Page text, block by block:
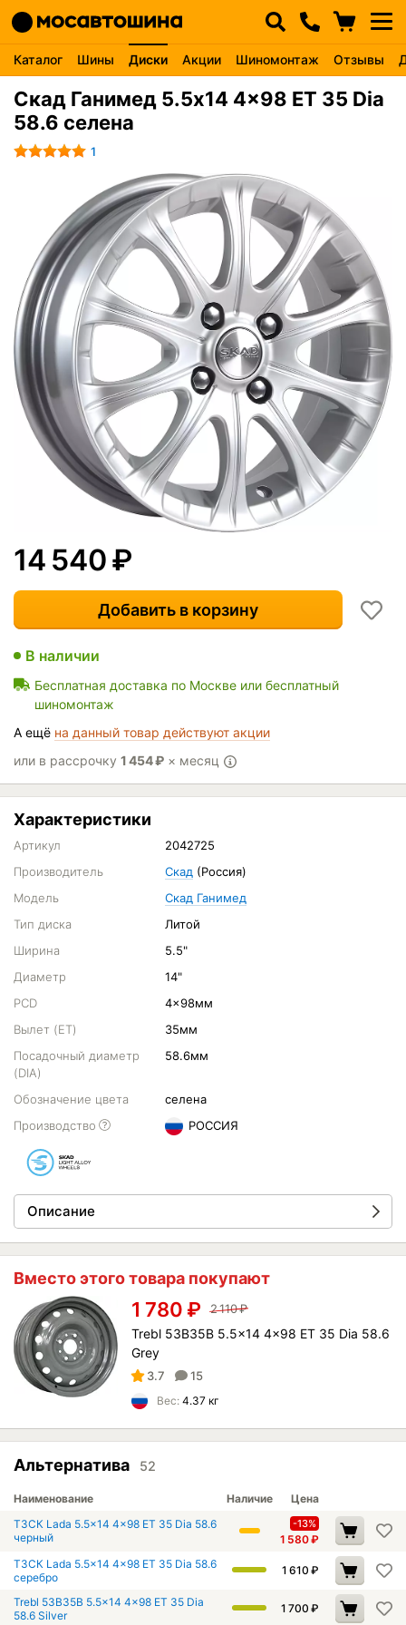
Каталог Шины Диски Акции Шиномонтаж Отзывы
Скад Ганимед 5.5x14 4x98 ET 35 Dia
58.6 селена
1
14 540₽
Добавить в корзину
В наличии
Бесплатная доставка по Москве или бесплатный
шиномонтаж
А ещё на данный товар действуют акции
или в рассрочку 1 454₽ × месяц
Характеристики
Артикул
2042725
Производитель
Скад (Россия)
Модель
Скад Ганимед
Тип диска
Литой
Ширина
5.5"
Диаметр
14"
PCD
4x98мм
Вылет (ET)
35мм
Посадочный диаметр
(DIA)
58.6мм
Обозначение цвета
селена
Производство
РОССИЯ
Описание
Вместо этого товара покупают
1 780 ₽ 2 110₽
Trebl 53B35B 5.5x14 4x98 ET 35 Dia 58.6
Grey
3.7 15
Вес: 4.37 кг
Альтернатива 52
Наименование Наличие
Цена
ТЗСК Lada 5.5x14 4x98 ET 35 Dia 58.6
черный
-13%
1 580₽
ТЗСК Lada 5.5x14 4x98 ET 35 Dia 58.6
серебро
1 610 ₽
Trebl 53B35B 5.5x14 4x98 ET 35 Dia
58.6 Silver
1 700 ₽